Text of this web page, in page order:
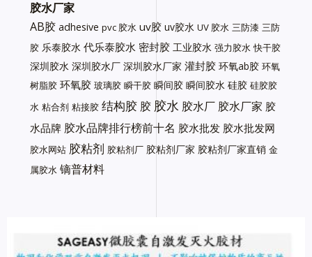
胶水厂家
AB胶 adhesive pvc 胶水 uv胶 uv胶水 UV 胶水 三防漆 三防
胶 乐泰胶水 代乐泰胶水 密封胶 工业胶水 强力胶水 快干胶
深圳胶水 深圳胶水厂 深圳胶水厂家 灌封胶 环氧ab胶 环氧
树脂胶 环氧胶 玻璃胶 瞬干胶 瞬间胶 瞬间胶水 硅胶 硅胶胶
水 粘合剂 粘接胶 结构胶 胶 胶水 胶水厂 胶水厂家 胶
水品牌 胶水品牌排行榜前十名 胶水批发 胶水批发网
胶水网站 胶粘剂 胶粘剂厂 胶粘剂厂家 胶粘剂厂家直销 金
属胶水 镝普材料